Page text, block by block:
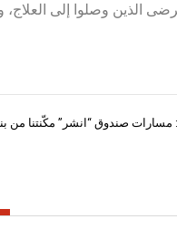
الذين وصلوا إلى
صندوق “انشر” مكّنتنا من